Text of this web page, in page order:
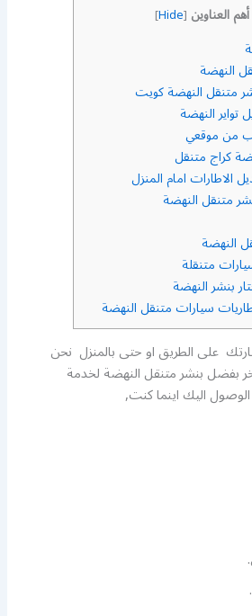
أهم العناوين [
Hide
]
النهضة
متنقل النهضة كويت
تواير النهضة
من موقعي
كراج متنقل
الاطارات امام المنزل
متنقل النهضة
النهضة
متنقلة
بنشر النهضة
سيارات متنقل النهضة
على الطريق او حتى بالمنزل نحن
بفضل بنشر متنقل النهضة لخدمة
اليك اينما كنت,